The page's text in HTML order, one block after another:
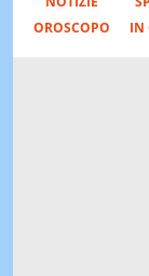
OROSCOPO
IN